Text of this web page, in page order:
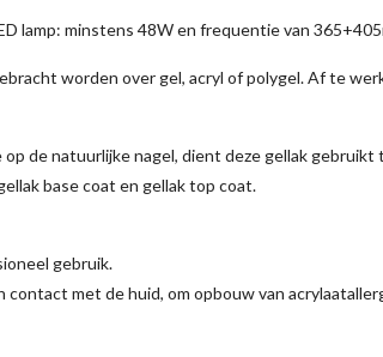
lamp: minstens 48W en frequentie van
worden over gel, acryl of polygel. Af te
op de natuurlijke nagel, dient deze gellak gebruikt
base coat en gellak top coat.
gebruik.
contact met de huid, om opbouw van